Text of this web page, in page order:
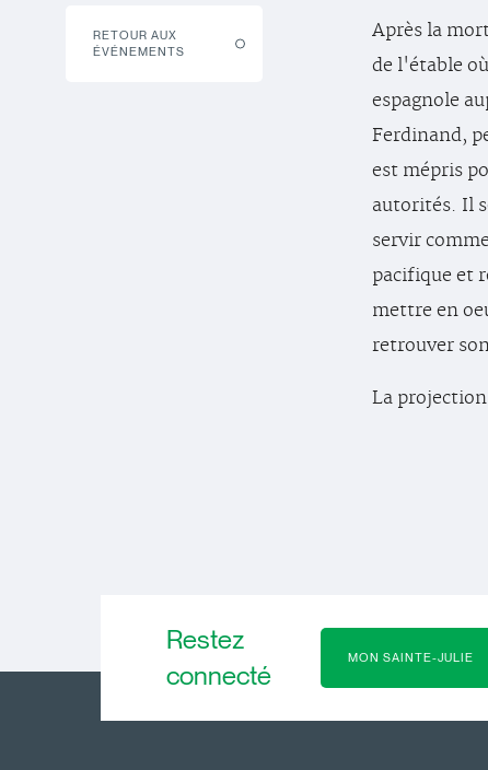
RETOUR AUX
ÉVÉNEMENTS
Après la
de l'étable
espagnole
Ferdinand,
est mépris
autorités. Il
servir
pacifique et
mettre en
retrouver
La
Restez
connecté
MON SAINTE-JULIE